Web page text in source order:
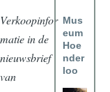
Verkoopinfor
matie in de
nieuwsbrief
van
Mus
eum
Hoe
nder
loo